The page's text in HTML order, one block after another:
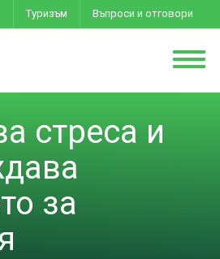
Туризъм Въпроси и отговори
стреса и
за